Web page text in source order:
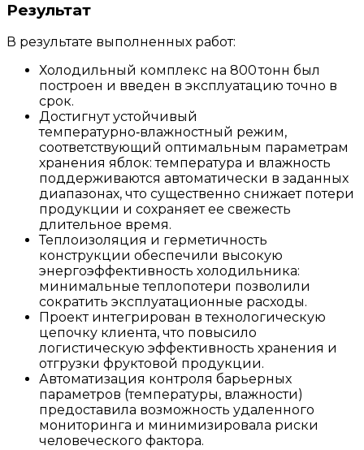
Результат
В результате выполненных работ:
Холодильный комплекс на 800 тонн был
построен и введен в эксплуатацию точно в
срок.
Достигнут устойчивый
температурно‑влажностный режим,
соответствующий оптимальным параметрам
хранения яблок: температура и влажность
поддерживаются автоматически в заданных
диапазонах, что существенно снижает потери
продукции и сохраняет ее свежесть
длительное время.
Теплоизоляция и герметичность
конструкции обеспечили высокую
энергоэффективность холодильника:
минимальные теплопотери позволили
сократить эксплуатационные расходы.
Проект интегрирован в технологическую
цепочку клиента, что повысило
логистическую эффективность хранения и
отгрузки фруктовой продукции.
Автоматизация контроля барьерных
параметров (температуры, влажности)
предоставила возможность удаленного
мониторинга и минимизировала риски
человеческого фактора.